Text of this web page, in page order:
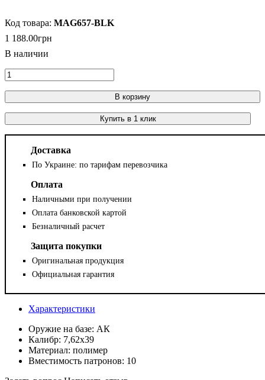
MAG657-BLK
1 188.00грн
В корзину
Купить в 1 клик
Доставка
По Украине: по тарифам перевозчика
Оплата
Наличными при получении
Оплата банковской картой
Безналичный расчет
Защита покупки
Оригинальная продукция
Официальная гарантия
Характеристики
Оружие на базе: АК
Калибр: 7,62х39
Материал: полимер
Вместимость патронов: 10